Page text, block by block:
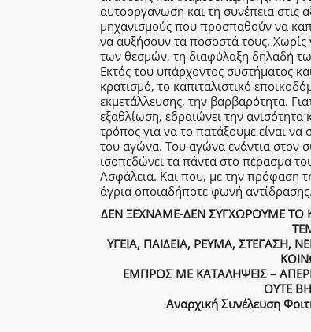
αυτοοργανωση και τη συνέπεια στις
μηχανισμούς που προσπαθούν να
να αυξήσουν τα ποσοστά τους.
των θεσμών, τη διαφύλαξη δηλαδή
Εκτός του υπάρχοντος συστήματος
κρατισμό, το καπιταλιστικό
εκμετάλλευσης, την βαρβαρότητα.
εξαθλίωση, εδραιώνει την
τρόπος για να το πατάξουμε είναι
του αγώνα. Του αγώνα ενάντια στον
ισοπεδώνει τα πάντα στο πέρασμα
Ασφάλεια. Και που, με την πρόφαση
άγρια οποιαδήποτε φωνή αντίδρασης.
ΔΕΝ ΞΕΧΝΑΜΕ-ΔΕΝ ΣΥΓΧΩΡΟΥΜΕ ΤΟ
ΥΓΕΙΑ, ΠΑΙΔΕΙΑ, ΡΕΥΜΑ, ΣΤΕΓΑΣΗ,
ΕΜΠΡΟΣ ΜΕ ΚΑΤΑΛΗΨΕΙΣ –
ΟΥΤΕ
Αναρχική Συνέλευση